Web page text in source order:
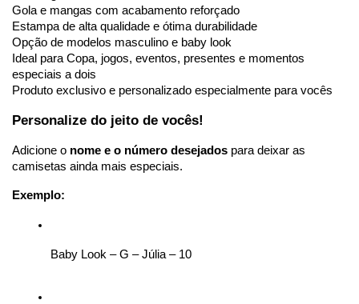
Gola e mangas com acabamento reforçado
Estampa de alta qualidade e ótima durabilidade
Opção de modelos masculino e baby look
Ideal para Copa, jogos, eventos, presentes e momentos
especiais a dois
Produto exclusivo e personalizado especialmente para vocês
Personalize do jeito de vocês!
Adicione o nome e o número desejados para deixar as
camisetas ainda mais especiais.
Exemplo:
Baby Look – G – Júlia – 10